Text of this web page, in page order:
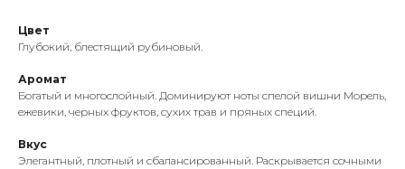
Цвет
Глубокий, блестящий рубиновый.
Аромат
Богатый и многослойный. Доминируют ноты спелой вишни Морель,
ежевики, черных фруктов, сухих трав и пряных специй.
Вкус
Элегантный, плотный и сбалансированный. Раскрывается сочными